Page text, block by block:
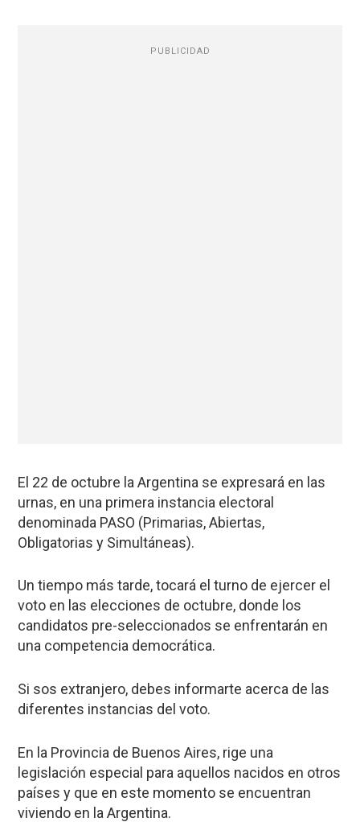
PUBLICIDAD
El 22 de octubre la Argentina se expresará en las
urnas, en una primera instancia electoral
denominada PASO (Primarias, Abiertas,
Obligatorias y Simultáneas).
Un tiempo más tarde, tocará el turno de ejercer el
voto en las elecciones de octubre, donde los
candidatos pre-seleccionados se enfrentarán en
una competencia democrática.
Si sos extranjero, debes informarte acerca de las
diferentes instancias del voto.
En la Provincia de Buenos Aires, rige una
legislación especial para aquellos nacidos en otros
países y que en este momento se encuentran
viviendo en la Argentina.